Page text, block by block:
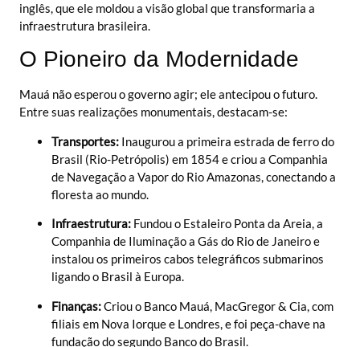
inglês, que ele moldou a visão global que transformaria a
infraestrutura brasileira.
O Pioneiro da Modernidade
Mauá não esperou o governo agir; ele antecipou o futuro.
Entre suas realizações monumentais, destacam-se:
Transportes: Inaugurou a primeira estrada de ferro do
Brasil (Rio-Petrópolis) em 1854 e criou a Companhia
de Navegação a Vapor do Rio Amazonas, conectando a
floresta ao mundo.
Infraestrutura: Fundou o Estaleiro Ponta da Areia, a
Companhia de Iluminação a Gás do Rio de Janeiro e
instalou os primeiros cabos telegráficos submarinos
ligando o Brasil à Europa.
Finanças:Criou o Banco Mauá, MacGregor & Cia, com
filiais em Nova Iorque e Londres, e foi peça-chave na
fundação do segundo Banco do Brasil.